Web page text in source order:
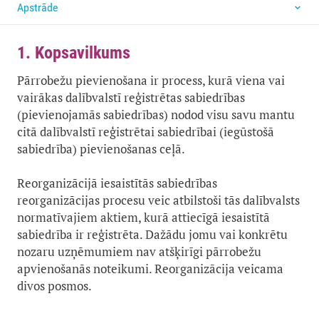
Apstrāde
1. Kopsavilkums
Pārrobežu pievienošana ir process, kurā viena vai
vairākas dalībvalstī reģistrētas sabiedrības
(pievienojamās sabiedrības) nodod visu savu mantu
citā dalībvalstī reģistrētai sabiedrībai (iegūstošā
sabiedrība) pievienošanas ceļā.
Reorganizācijā iesaistītās sabiedrības
reorganizācijas procesu veic atbilstoši tās dalībvalsts
normatīvajiem aktiem, kurā attiecīgā iesaistītā
sabiedrība ir reģistrēta. Dažādu jomu vai konkrētu
nozaru uzņēmumiem nav atšķirīgi pārrobežu
apvienošanās noteikumi. Reorganizācija veicama
divos posmos.